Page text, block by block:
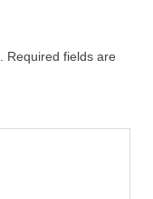
Required fields are